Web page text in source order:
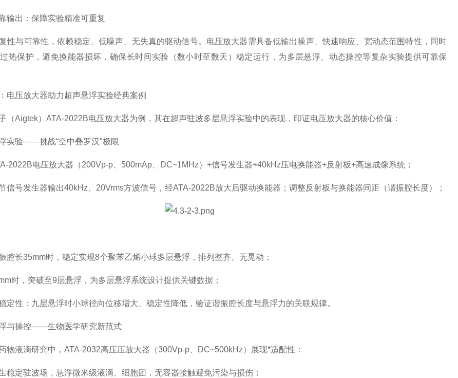
出：保障实验精准可重复
与可靠性，依赖稳定、低噪声、无失真的驱动信号。电压放大器需具备低输出噪声、快速响应、宽动态范围特性，同时
热保护，避免换能器损坏，确保长时间实验（数小时至数天）稳定运行，为多层悬浮、动态操控等复杂实验提供可靠保
压放大器助力超声悬浮实验经典案例
Aigtek）ATA-2022B电压放大器为例，其在超声驻波多层悬浮实验中的表现，印证电压放大器的核心价值：
验——挑战“空中叠罗汉"极限
电压放大器（200Vp-p、500mAp、DC~1MHz）+信号发生器+40kHz压电换能器+反射板+高速成像系统；
号发生器输出40kHz、20Vrms方波信号，经ATA-2022B放大后驱动换能器；调整反射板与换能器间距（谐振腔长度）；
长35mm时，稳定实现8个聚苯乙烯小球多层悬浮，排列整齐、无晃动；
，突破至9层悬浮，为多层悬浮系统设计提供关键数据；
性：九层悬浮时小球径向位移增大、稳定性降低，验证谐振腔长度与悬浮力的关联规律。
操控——生物医学研究新范式
液滴研究中，ATA-2032高压压放大器（300Vp-p、DC~500kHz）展现*适配性：
定驻波场，悬浮微米级液滴、细胞团，无容器接触避免污染与损伤；